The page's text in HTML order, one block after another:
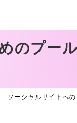
のプー
ソーシャルサイトへ